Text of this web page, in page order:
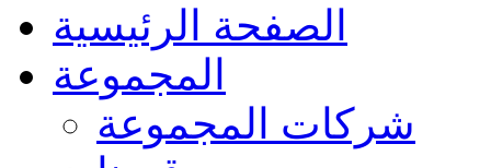
الصفحة الرئيسية
المجموعة
شركات المجموعة